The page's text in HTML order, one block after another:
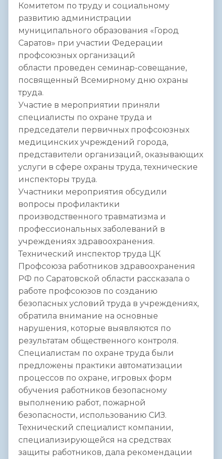
Комитетом по труду и социальному
развитию администрации
муниципального образования «Город
Саратов» при участии Федерации
профсоюзных организаций
области проведен семинар-совещание,
посвященный Всемирному дню охраны
труда.
Участие в мероприятии приняли
специалисты по охране труда и
председатели первичных профсоюзных
медицинских учреждений города,
представители организаций, оказывающих
услуги в сфере охраны труда, технические
инспекторы труда.
Участники мероприятия обсудили
вопросы профилактики
производственного травматизма и
профессиональных заболеваний в
учреждениях здравоохранения.
Технический инспектор труда ЦК
Профсоюза работников здравоохранения
РФ по Саратовской области рассказала о
работе профсоюзов по созданию
безопасных условий труда в учреждениях,
обратила внимание на основные
нарушения, которые выявляются по
результатам общественного контроля.
Специалистам по охране труда были
предложены практики автоматизации
процессов по охране, игровых форм
обучения работников безопасному
выполнению работ, пожарной
безопасности, использованию СИЗ.
Технический специалист компании,
специализирующейся на средствах
защиты работников, дала рекомендации